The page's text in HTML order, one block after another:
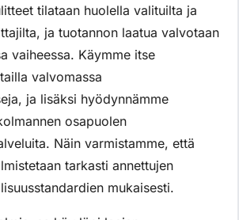
tilataan huolella valituilta ja
ja tuotannon laatua valvotaan
vaiheessa. Käymme itse
valvomassa
ja lisäksi hyödynnämme
osapuolen
Näin varmistamme, että
tarkasti annettujen
mukaisesti.